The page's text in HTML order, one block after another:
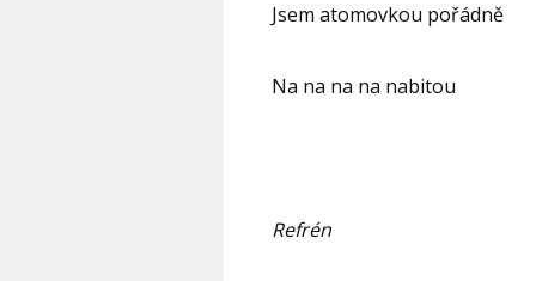
Jsem atomovkou pořádně
Na na na na nabitou
Refrén